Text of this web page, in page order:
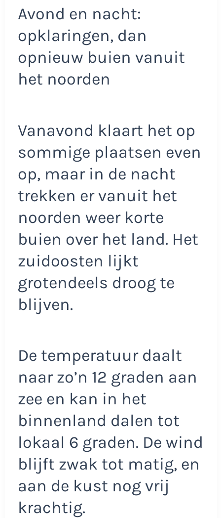
Avond en nacht:
opklaringen, dan
opnieuw buien vanuit
het noorden
Vanavond klaart het op
sommige plaatsen even
op, maar in de nacht
trekken er vanuit het
noorden weer korte
buien over het land. Het
zuidoosten lijkt
grotendeels droog te
blijven.
De temperatuur daalt
naar zo’n 12 graden aan
zee en kan in het
binnenland dalen tot
lokaal 6 graden. De wind
blijft zwak tot matig, en
aan de kust nog vrij
krachtig.